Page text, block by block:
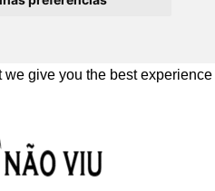
give you the best experience